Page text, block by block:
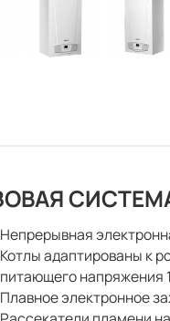
Непрерывная
Котлы адаптированы к
питающего напряжения
Плавное электронное